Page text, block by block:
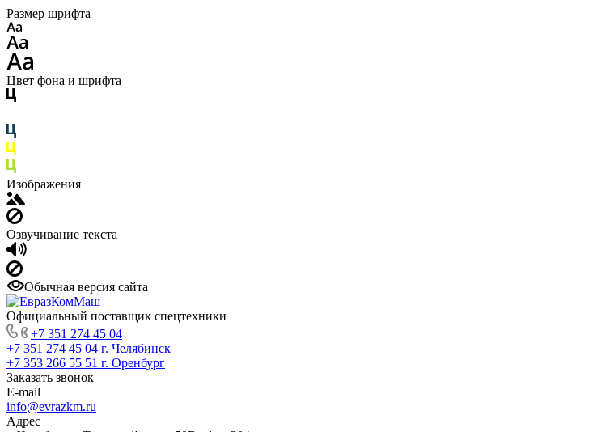
Размер шрифта
Цвет фона и шрифта
Изображения
Озвучивание текста
Обычная версия сайта
Официальный поставщик спецтехники
+7 351 274 45 04
+7 351 274 45 04 г. Челябинск
+7 353 266 55 51 г. Оренбург
Заказать звонок
E-mail
info@evrazkm.ru
Адрес